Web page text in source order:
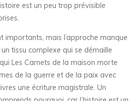
est un peu trop prévisible
importants, mais l’approche manque
un tissu complexe qui se démaille
Les Carnets de la maison morte
de la guerre et de la paix avec
une écriture magistrale. Un